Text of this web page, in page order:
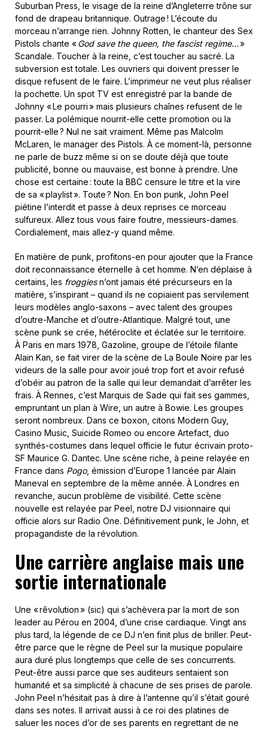
Suburban Press, le visage de la reine d’Angleterre trône sur
fond de drapeau britannique. Outrage ! L’écoute du
morceau n’arrange rien. Johnny Rotten, le chanteur des Sex
Pistols chante «God save the queen, the fascist regime…»
Scandale. Toucher à la reine, c’est toucher au sacré. La
subversion est totale. Les ouvriers qui doivent presser le
disque refusent de le faire. L’imprimeur ne veut plus réaliser
la pochette. Un spot TV est enregistré par la bande de
Johnny « Le pourri » mais plusieurs chaînes refusent de le
passer. La polémique nourrit-elle cette promotion ou la
pourrit-elle ? Nul ne sait vraiment. Même pas Malcolm
McLaren, le manager des Pistols. À ce moment-là, personne
ne parle de buzz même si on se doute déjà que toute
publicité, bonne ou mauvaise, est bonne à prendre. Une
chose est certaine : toute la BBC censure le titre et la vire
de sa « playlist ». Toute ? Non. En bon punk, John Peel
piétine l’interdit et passe à deux reprises ce morceau
sulfureux. Allez tous vous faire foutre, messieurs-dames.
Cordialement, mais allez-y quand même.
En matière de punk, profitons-en pour ajouter que la France
doit reconnaissance éternelle à cet homme. N’en déplaise à
certains, les froggiesn’ont jamais été précurseurs en la
matière, s’inspirant – quand ils ne copiaient pas servilement
leurs modèles anglo-saxons – avec talent des groupes
d’outre-Manche et d’outre-Atlantique. Malgré tout, une
scène punk se crée, hétéroclite et éclatée sur le territoire.
À Paris en mars 1978, Gazoline, groupe de l’étoile filante
Alain Kan, se fait virer de la scène de La Boule Noire par les
videurs de la salle pour avoir joué trop fort et avoir refusé
d’obéir au patron de la salle qui leur demandait d’arrêter les
frais. À Rennes, c’est Marquis de Sade qui fait ses gammes,
empruntant un plan à Wire, un autre à Bowie. Les groupes
seront nombreux. Dans ce boxon, citons Modern Guy,
Casino Music, Suicide Romeo ou encore Artefact, duo
synthés-costumes dans lequel officie le futur écrivain proto-
SF Maurice G. Dantec. Une scène riche, à peine relayée en
France dans Pogo, émission d’Europe 1 lancée par Alain
Maneval en septembre de la même année. À Londres en
revanche, aucun problème de visibilité. Cette scène
nouvelle est relayée par Peel, notre DJ visionnaire qui
officie alors sur Radio One. Définitivement punk, le John, et
propagandiste de la révolution.
Une carrière anglaise mais une
sortie internationale
Une « rêvolution » (sic) qui s’achèvera par la mort de son
leader au Pérou en 2004, d’une crise cardiaque. Vingt ans
plus tard, la légende de ce DJ n’en finit plus de briller. Peut-
être parce que le règne de Peel sur la musique populaire
aura duré plus longtemps que celle de ses concurrents.
Peut-être aussi parce que ses auditeurs sentaient son
humanité et sa simplicité à chacune de ses prises de parole.
John Peel n’hésitait pas à dire à l’antenne qu’il s’était gouré
dans ses notes. Il arrivait aussi à ce roi des platines de
saluer les noces d’or de ses parents en regrettant de ne